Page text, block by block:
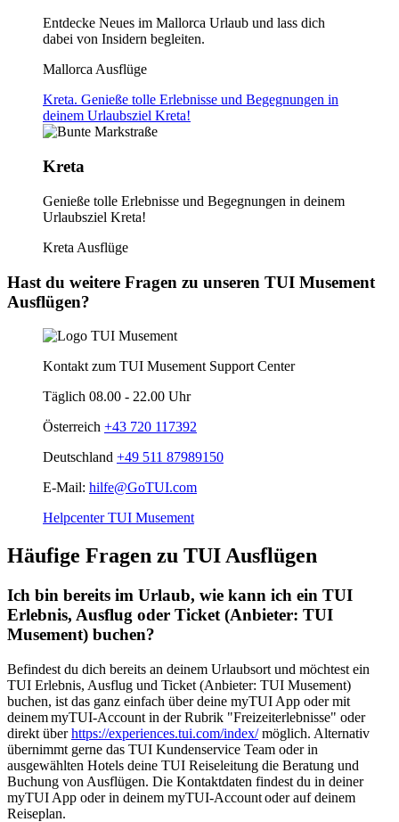
Entdecke Neues im Mallorca Urlaub und lass dich
dabei von Insidern begleiten.
Mallorca Ausflüge
Kreta. Genieße tolle Erlebnisse und Begegnungen in
deinem Urlaubsziel Kreta!
Kreta
Genieße tolle Erlebnisse und Begegnungen in deinem
Urlaubsziel Kreta!
Kreta Ausflüge
Hast du weitere Fragen zu unseren TUI Musement
Ausflügen?
Kontakt zum TUI Musement Support Center
Täglich 08.00 - 22.00 Uhr
Österreich +43 720 117392
Deutschland +49 511 87989150
E-Mail: hilfe@GoTUI.com
Helpcenter TUI Musement
Häufige Fragen zu TUI Ausflügen
Ich bin bereits im Urlaub, wie kann ich ein TUI
Erlebnis, Ausflug oder Ticket (Anbieter: TUI
Musement) buchen?
Befindest du dich bereits an deinem Urlaubsort und möchtest ein
TUI Erlebnis, Ausflug und Ticket (Anbieter: TUI Musement)
buchen, ist das ganz einfach über deine myTUI App oder mit
deinem myTUI-Account in der Rubrik "Freizeiterlebnisse" oder
direkt überhttps://experiences.tui.com/index/möglich. Alternativ
übernimmt gerne das TUI Kundenservice Team oder in
ausgewählten Hotels deine TUI Reiseleitung die Beratung und
Buchung von Ausflügen. Die Kontaktdaten findest du in deiner
myTUI App oder in deinem myTUI-Account oder auf deinem
Reiseplan.